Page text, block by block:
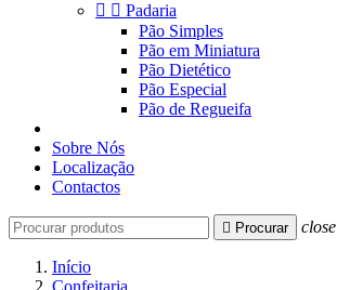
  Padaria
Pão Simples
Pão em Miniatura
Pão Dietético
Pão Especial
Pão de Regueifa
Sobre Nós
Localização
Contactos
 Procurar close
Início
Confeitaria